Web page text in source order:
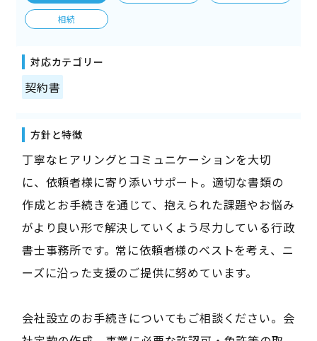
相続
対応カテゴリー
契約書
方針と特徴
丁寧なヒアリングとコミュニケーションを大切
に、依頼者様に寄り添いサポート。適切な書類の
作成とお手続きを通じて、抱えられた課題やお悩み
がより良い形で解決していくよう尽力している行政
書士事務所です。常に依頼者様のベストを考え、ニ
ーズに沿った支援のご提供に努めています。
会社設立のお手続きについてもご相談ください。会